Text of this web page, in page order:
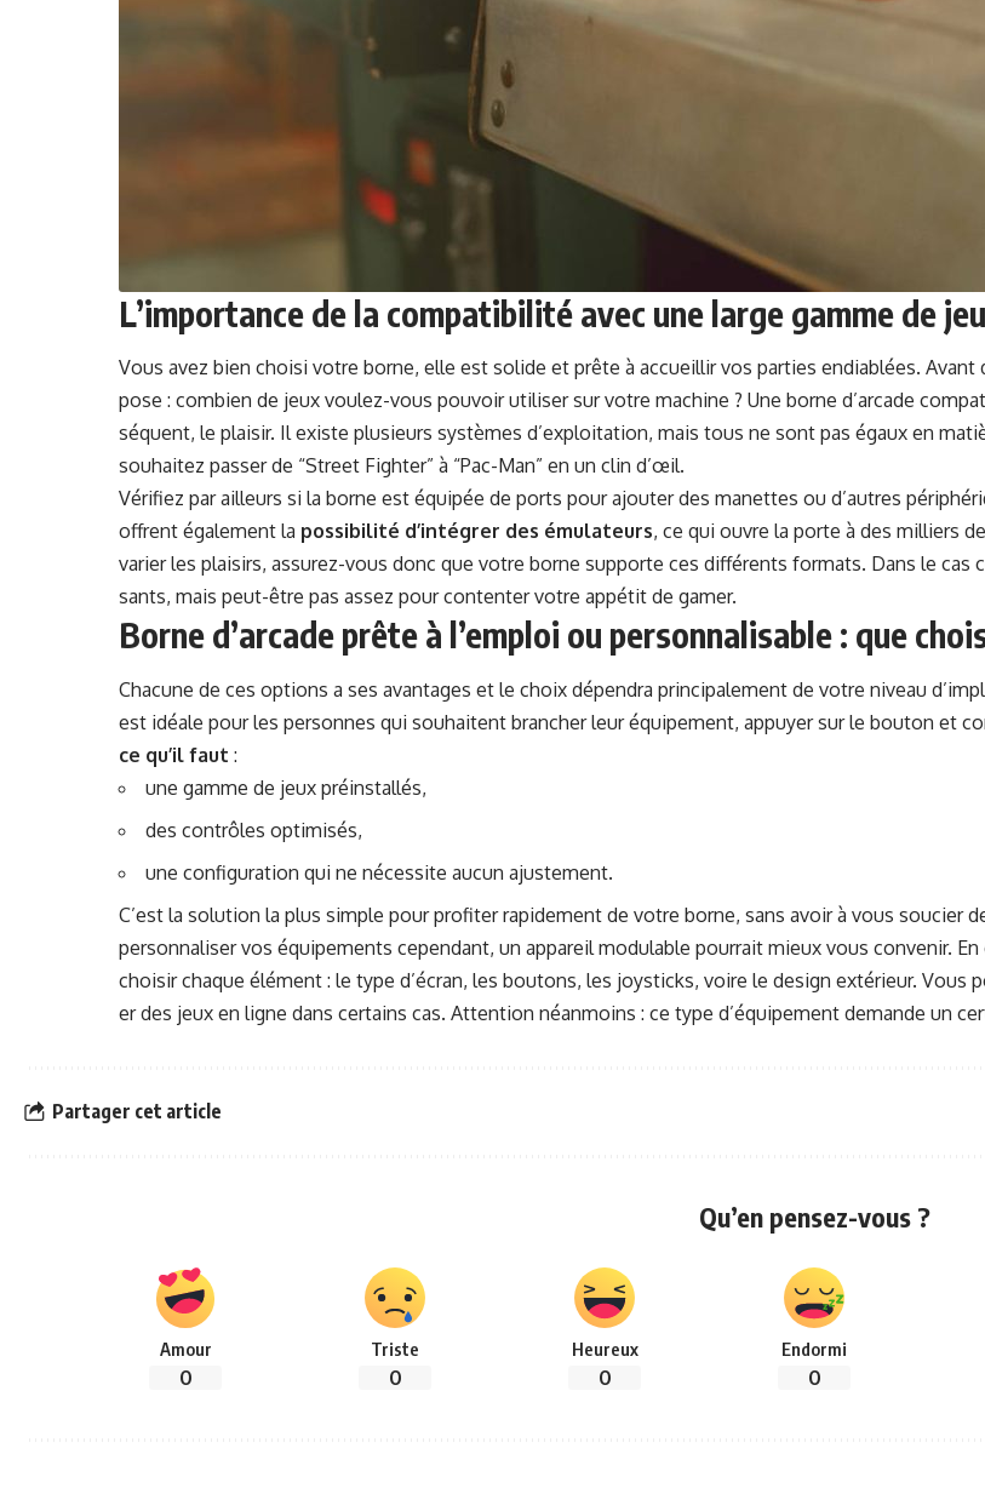
L’importance de la compatibilité avec une large gamme de
Vous avez bien choisi votre borne, elle est solide et prête à accueil­lir vos par­ties endi­a­blées.
pose : com­bi­en de jeux voulez-vous pou­voir utilis­er sur votre machine ? Une borne d’ar­cade
séquent, le plaisir. Il existe plusieurs sys­tèmes d’ex­ploita­tion, mais tous ne sont pas égaux en
souhaitez pass­er de “Street Fight­er” à “Pac-Man” en un clin d’œil.
Véri­fiez par ailleurs si la borne est équipée de ports pour ajouter des manettes ou d’autres
offrent égale­ment la pos­si­bil­ité d’in­té­gr­er des ému­la­teurs, ce qui ouvre la porte à des mil­liers
vari­er les plaisirs, assurez-vous donc que votre borne sup­porte ces dif­férents for­mats. Dans le
sants, mais peut-être pas assez pour con­tenter votre appétit de gamer.
Borne d’arcade prête à l’emploi ou personnalisable : que
Cha­cune de ces options a ses avan­tages et le choix dépen­dra prin­ci­pale­ment de votre niveau
est idéale pour les per­son­nes qui souhait­ent branch­er leur équipement, appuy­er sur le bou­ton et
ce qu’il faut :
une gamme de jeux préinstallés,
des con­trôles optimisés,
une con­fig­u­ra­tion qui ne néces­site aucun ajustement.
C’est la solu­tion la plus sim­ple pour prof­iter rapi­de­ment de votre borne, sans avoir à vous souci­er
per­son­nalis­er vos équipements cepen­dant, un appareil mod­u­la­ble pour­rait mieux vous con­venir.
choisir chaque élé­ment : le type d’écran, les bou­tons, les joy­sticks, voire le design extérieur. Vous
er des jeux en ligne dans cer­tains cas. Atten­tion néan­moins : ce type d’équipement demande un
Partager cet article
Qu’en pensez-vous ?
Amour
0
Triste
0
Heureux
0
Endormi
0